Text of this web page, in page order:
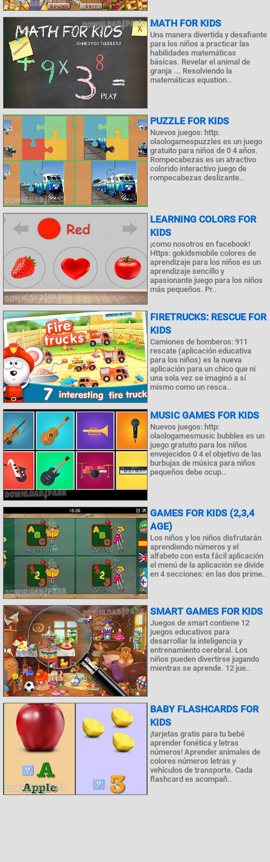
MATH FOR KIDS
Una manera divertida y desafiante
para los niños a practicar las
habilidades matemáticas
básicas. Revelar el animal de
granja ... Resolviendo la
matemáticas equation..
PUZZLE FOR KIDS
Nuevos juegos: http:
olaologamespuzzles es un juego
gratuito para niños de 0 4 años.
Rompecabezas es un atractivo
colorido interactivo juego de
rompecabezas deslizante..
LEARNING COLORS FOR
KIDS
¡como nosotros en facebook!
Https: gokidsmobile colores de
aprendizaje para los niños es un
aprendizaje sencillo y
apasionante juego para los niños
más pequeños. Pr..
FIRETRUCKS: RESCUE FOR
KIDS
Camiones de bomberos: 911
rescate (aplicación educativa
para los niños) es la nueva
aplicación para un chico que ni
una sola vez se imaginó a sí
mismo como un resca..
MUSIC GAMES FOR KIDS
Nuevos juegos: http:
olaologamesmusic bubbles es un
juego gratuito para los niños
envejecidos 0 4 el objetivo de las
burbujas de música para niños
pequeños debe ocup..
GAMES FOR KIDS (2,3,4
AGE)
Los niños y los niños disfrutarán
aprendiendo números y el
alfabeto con esta fácil aplicación
el menú de la aplicación se divide
en 4 secciones: en las dos prime..
SMART GAMES FOR KIDS
Juegos de smart contiene 12
juegos educativos para
desarrollar la inteligencia y
entrenamiento cerebral. Los
niños pueden divertirse jugando
mientras se aprende. 12 jue..
BABY FLASHCARDS FOR
KIDS
¡tarjetas gratis para tu bebé
aprender fonética y letras
números! Aprender animales de
colores números letras y
vehículos de transporte. Cada
flashcard es acompañ..